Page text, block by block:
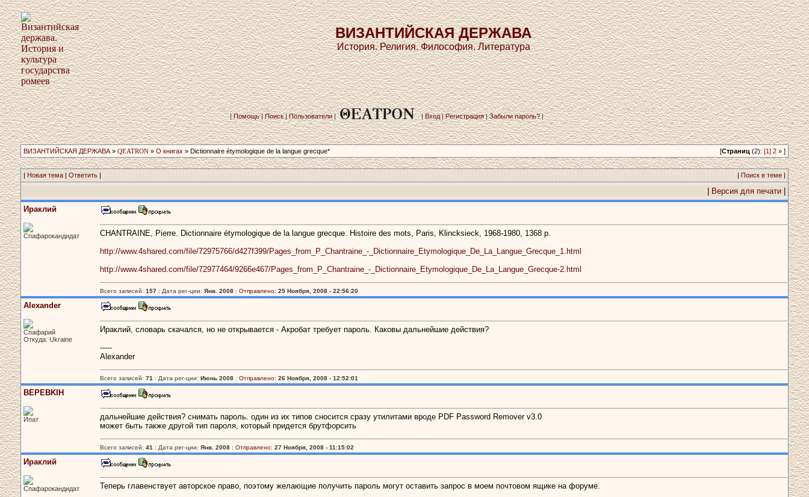
ВИЗАНТИЙСКАЯ ДЕРЖАВА
История. Религия. Философия. Литература
|Помощь|Поиск|Пользователи| |Вход|Регистрация|Забыли пароль?|
ВИЗАНТИЙСКАЯ ДЕРЖАВА » QEATRON » О книгах » Dictionnaire étymologique­ de la langue grecque* [Страниц (2): [1] 2 » ]
| Новая тема|Ответить | |Поиск в теме|
Версия для печати
Ираклий
Спафарокандидат
CHANTRAINE, Pierre. Dictionnaire étymologique de la langue grecque. Histoire des mots, Paris, Klincksieck, 1968-1980, 1368 p.
http://www.4shared.com/file/72975766/d427f399/Pages_from_P_Chantraine_-_Dictionnaire_Etymologique_De_La_Langue_Grecque_1.html
http://www.4shared.com/file/72977464/9266e467/Pages_from_P_Chantraine_-_Dictionnaire_Etymologique_De_La_Langue_Grecque-2.html
Всего записей: 157 : Дата рег-ции: Янв. 2008 : Отправлено: 25 Ноября, 2008 - 22:56:20
Alexander
Спафарий
Откуда: Ukraine
Ираклий, словарь скачался, но не открывается - Акробат требует пароль. Каковы дальнейшие действия?
-----
Alexander
Всего записей: 71 : Дата рег-ции: Июнь 2008 : Отправлено: 26 Ноября, 2008 - 12:52:01
BEPEBKIH
Ипат
дальнейшие действия? снимать пароль. один из их типов сносится сразу утилитами вроде PDF Password Remover v3.0
может быть также другой тип пароля, который придется брутфорсить
Всего записей: 41 : Дата рег-ции: Янв. 2008 : Отправлено: 27 Ноября, 2008 - 11:15:02
Ираклий
Спафарокандидат Теперь главенствует авторское право, поэтому желающие получить пароль могут оставить запрос в моем почтовом ящике на форуме.